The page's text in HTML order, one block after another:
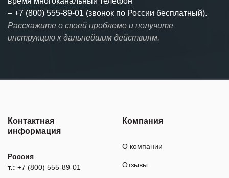
– +7 (800) 555-89-01 (звонок по России бесплатный).
Расскажите о своей проблеме и получите
инструкцию к дальнейшим действиям.
Контактная
информация
Россия
т.: +7 (800) 555-89-01
Компания
О компании
Отзывы